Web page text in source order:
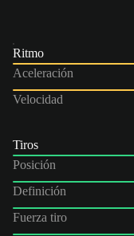
Ritmo
Aceleración
Velocidad
Tiros
Posición
Definición
Fuerza tiro